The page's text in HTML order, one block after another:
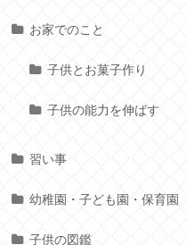
お家でのこと
子供とお菓子作り
子供の能力を伸ばす
習い事
幼稚園・子ども園・保育園
子供の図鑑